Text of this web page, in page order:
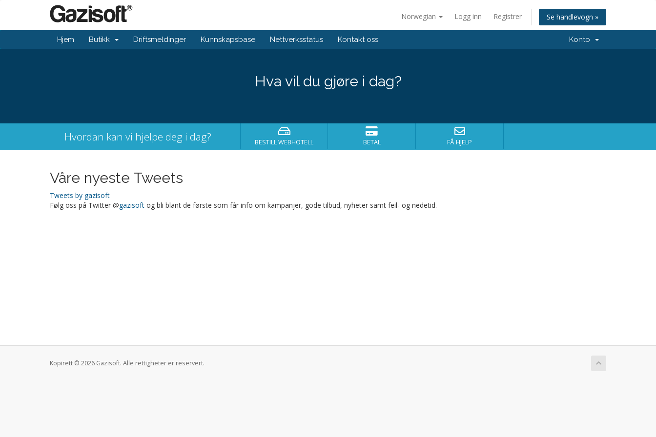
Norwegian Logg inn Registrer Se handlevogn »
Hjem Butikk Driftsmeldinger Kunnskapsbase Nettverksstatus Kontakt oss Konto
Hva vil du gjøre i dag?
Hvordan kan vi hjelpe deg i dag? BESTILL WEBHOTELL BETAL FÅ HJELP
Våre nyeste Tweets
Tweets by gazisoft
Følg oss på Twitter @gazisoft og bli blant de første som får info om kampanjer, gode tilbud, nyheter samt feil- og nedetid.
Kopirett © 2026 Gazisoft. Alle rettigheter er reservert.